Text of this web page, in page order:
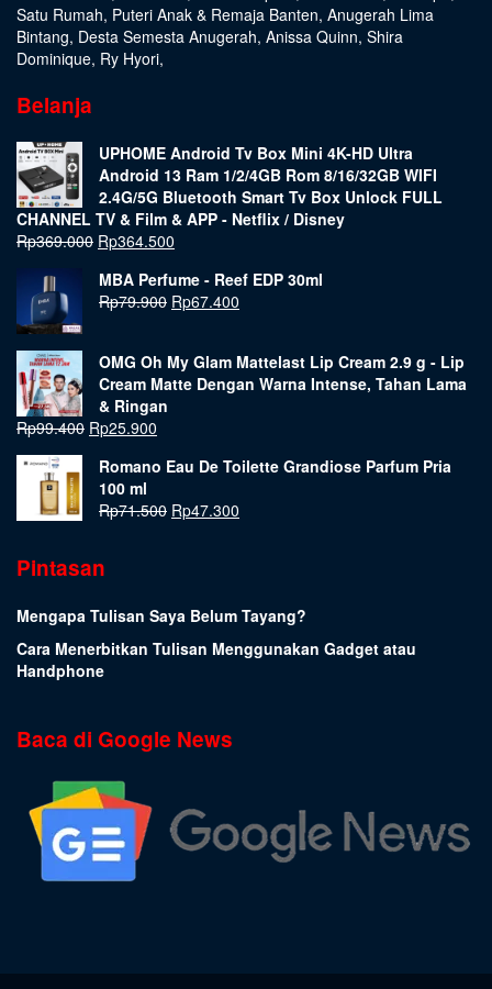
Satu Rumah, Puteri Anak & Remaja Banten, Anugerah Lima
Bintang, Desta Semesta Anugerah, Anissa Quinn, Shira
Dominique, Ry Hyori,
Belanja
UPHOME Android Tv Box Mini 4K-HD Ultra
Android 13 Ram 1/2/4GB Rom 8/16/32GB WIFI
2.4G/5G Bluetooth Smart Tv Box Unlock FULL
CHANNEL TV & Film & APP - Netflix / Disney
Rp369.000 Rp364.500
MBA Perfume - Reef EDP 30ml
Rp79.900 Rp67.400
OMG Oh My Glam Mattelast Lip Cream 2.9 g - Lip
Cream Matte Dengan Warna Intense, Tahan Lama
& Ringan
Rp99.400 Rp25.900
Romano Eau De Toilette Grandiose Parfum Pria
100 ml
Rp71.500 Rp47.300
Pintasan
Mengapa Tulisan Saya Belum Tayang?
Cara Menerbitkan Tulisan Menggunakan Gadget atau
Handphone
Baca di Google News